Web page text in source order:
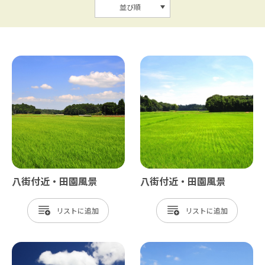
並び順
八街付近・田園風景
リスト
八街付近・田園風景
リスト